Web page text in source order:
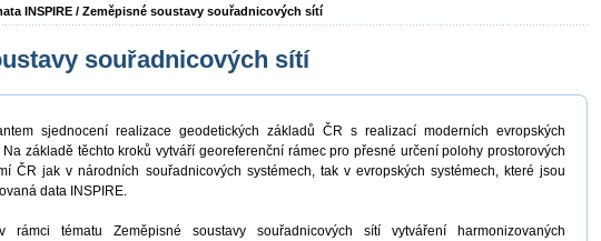
INSPIRE / Zeměpisné soustavy souřadnicových sítí
souřadnicových sítí
sjednocení realizace geodetických základů ČR s realizací moderních evropských
základě těchto kroků vytváří georeferenční rámec pro přesné určení polohy prostorových
ČR jak v národních souřadnicových systémech, tak v evropských systémech, které jsou
data INSPIRE.
rámci tématu Zeměpisné soustavy souřadnicových sítí vytváření harmonizovaných